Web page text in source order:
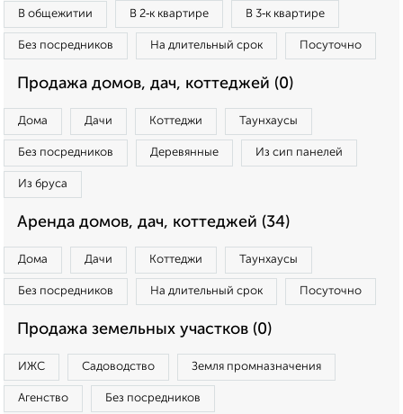
В общежитии В 2‑к квартире В 3‑к квартире
Без посредников На длительный срок Посуточно
Продажа домов, дач, коттеджей (0)
Дома Дачи Коттеджи Таунхаусы
Без посредников Деревянные Из сип панелей
Из бруса
Аренда домов, дач, коттеджей (34)
Дома Дачи Коттеджи Таунхаусы
Без посредников На длительный срок Посуточно
Продажа земельных участков (0)
ИЖС Садоводство Земля промназначения
Агенство Без посредников